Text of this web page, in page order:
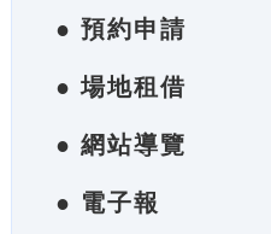
● 預約申請
● 場地租借
● 網站導覽
● 電子報